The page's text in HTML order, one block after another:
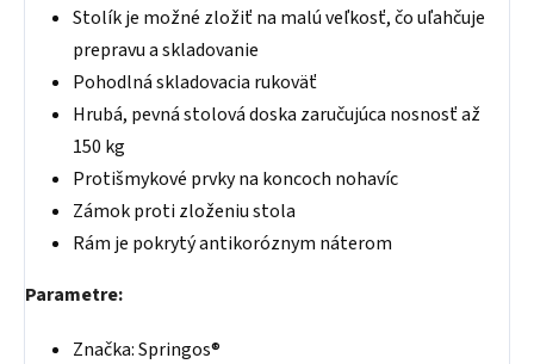
Stolík je možné zložiť na malú veľkosť, čo uľahčuje
prepravu a skladovanie
Pohodlná skladovacia rukoväť
Hrubá, pevná stolová doska zaručujúca nosnosť až
150 kg
Protišmykové prvky na koncoch nohavíc
Zámok proti zloženiu stola
Rám je pokrytý antikoróznym náterom
Parametre:
Značka: Springos®